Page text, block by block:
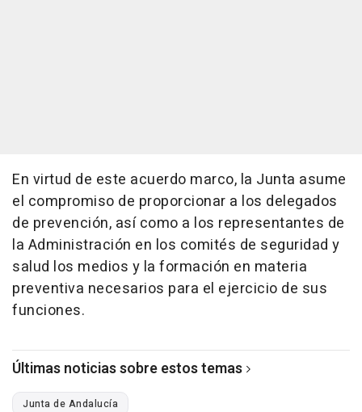
En virtud de este acuerdo marco, la Junta asume
el compromiso de proporcionar a los delegados
de prevención, así como a los representantes de
la Administración en los comités de seguridad y
salud los medios y la formación en materia
preventiva necesarios para el ejercicio de sus
funciones.
Últimas noticias sobre estos temas
Junta de Andalucía